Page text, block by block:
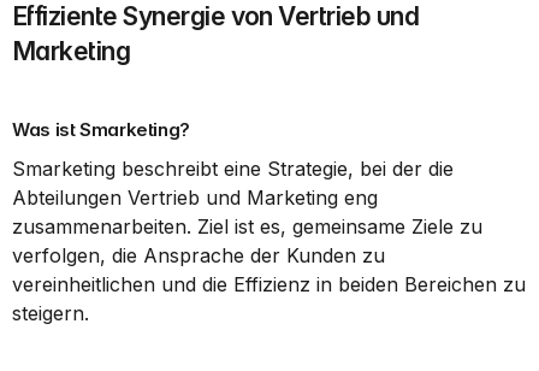
Effiziente Synergie von Vertrieb und
Marketing
Was ist Smarketing?
Smarketing beschreibt eine Strategie, bei der die
Abteilungen Vertrieb und Marketing eng
zusammenarbeiten. Ziel ist es, gemeinsame Ziele zu
verfolgen, die Ansprache der Kunden zu
vereinheitlichen und die Effizienz in beiden Bereichen zu
steigern.